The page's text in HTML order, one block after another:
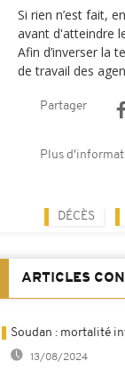
Si rien n’est fait,
avant d'atteindre
Afin d’inverser la
de travail des
Partager
Plus
DÉCÈS
ARTICLES
Soudan : mortalité
13/08/2024